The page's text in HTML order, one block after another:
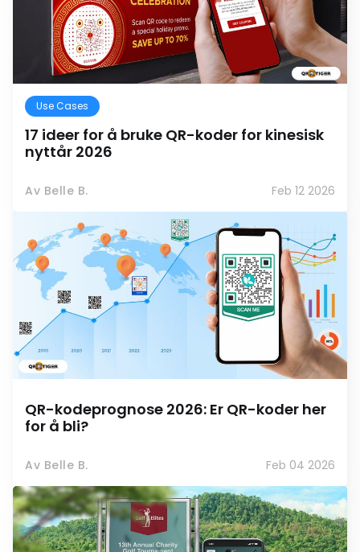
Use Cases
17 ideer for å bruke QR-koder for kinesisk
nyttår 2026
Av Belle B. Feb 12 2026
QR-kodeprognose 2026: Er QR-koder her
for å bli?
Av Belle B. Feb 04 2026